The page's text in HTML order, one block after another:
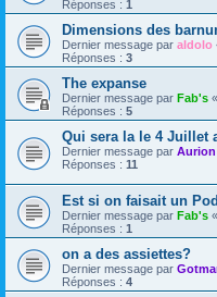
Réponses : 1
Dimensions des
Dernier message par aldolo
Réponses : 3
The expanse
Dernier message par Fab's «
Réponses : 5
Qui sera la le 4 Juillet
Dernier message par Aurion
Réponses : 11
Est si on faisait un
Dernier message par Fab's «
Réponses : 1
on a des assiettes?
Dernier message par
Réponses : 4